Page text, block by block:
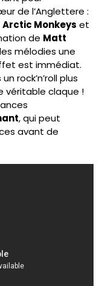
de l’Anglettere :
Arctic Monkeys et
de Matt
mélodies une
est immédiat.
rock’n’roll plus
véritable claque !
, qui peut
avant de